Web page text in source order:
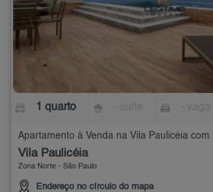
1 quarto
Apartamento à Venda na Vila Paulicéia com
Vila Paulicéia
Zona Norte - São Paulo
Endereço no círculo do mapa